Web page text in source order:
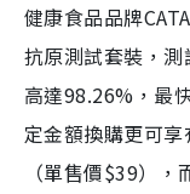
健康食品品牌
抗原測試套裝，
高達98.26%，最
定金額換購更可
（單售價$39）